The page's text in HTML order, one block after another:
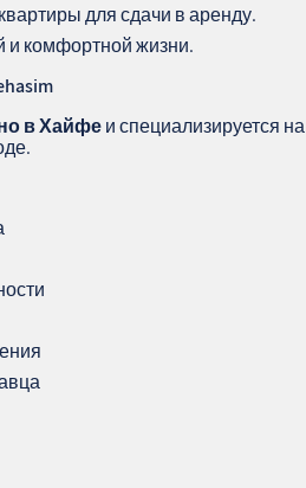
для сдачи в аренду.
и комфортной жизни.
в Хайфеи специализируется на